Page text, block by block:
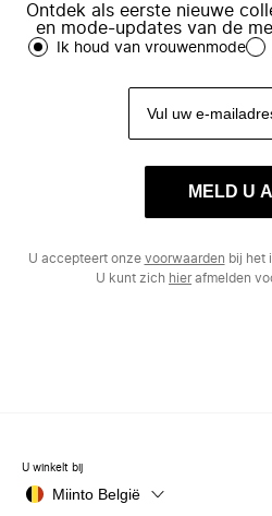
Ontdek als eerste nieuwe
en mode-updates van de
Ik houd van vrouwenmode
MELD U
U accepteert onze voorwaarden bij het
U kunt zich hierafmelden
U winkelt bij
Miinto België